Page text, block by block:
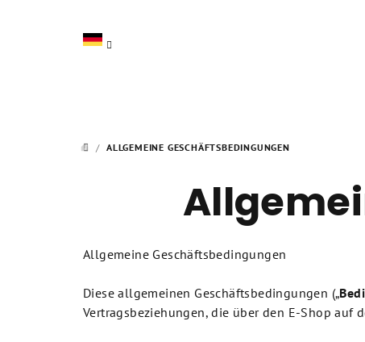
STARTSEITE
/ ALLGEMEINE GESCHÄFTSBEDINGUNGEN
Allgemeine Geschäftsbedingungen
Diese allgemeinen Geschäftsbedingungen („
Vertragsbeziehungen, die über den E-Shop auf